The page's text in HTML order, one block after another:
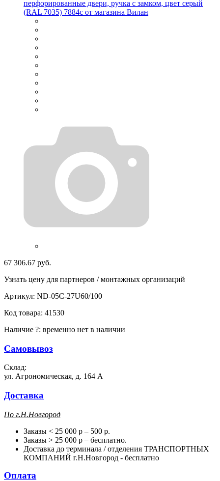
67 306.67 руб.
Узнать цену для партнеров / монтажных организаций
Артикул: ND-05C-27U60/100
Код товара: 41530
Наличие ?: временно нет в наличии
Самовывоз
Склад:
ул. Агрономическая, д. 164 А
Доставка
По г.Н.Новгород
Заказы < 25 000 р – 500 р.
Заказы > 25 000 р – бесплатно.
Доставка до терминала / отделения ТРАНСПОРТНЫХ
КОМПАНИЙ г.Н.Новгород - бесплатно
Оплата